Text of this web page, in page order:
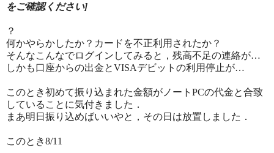
をご確認ください]
？
何かやらかしたか？カードを不正利用されたか？
そんなこんなでログインしてみると，残高不足の連絡が…
しかも口座からの出金とVISAデビットの利用停止が…
このとき初めて振り込まれた金額がノートPCの代金と合致
していることに気付きました．
まあ明日振り込めばいいやと，その日は放置しました．
このとき8/11